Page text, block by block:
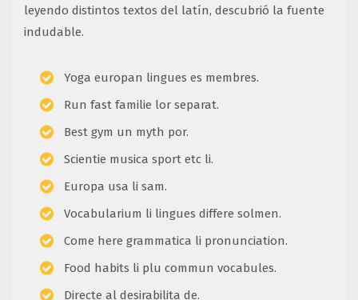
leyendo distintos textos del latín, descubrió la fuente
indudable.
Yoga europan lingues es membres.
Run fast familie lor separat.
Best gym un myth por.
Scientie musica sport etc li.
Europa usa li sam.
Vocabularium li lingues differe solmen.
Come here grammatica li pronunciation.
Food habits li plu commun vocabules.
Directe al desirabilita de.